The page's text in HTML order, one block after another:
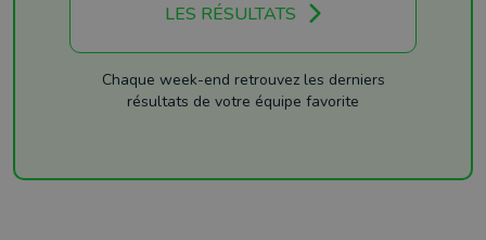
LES RÉSULTATS
Chaque week-end retrouvez les derniers
résultats de votre équipe favorite